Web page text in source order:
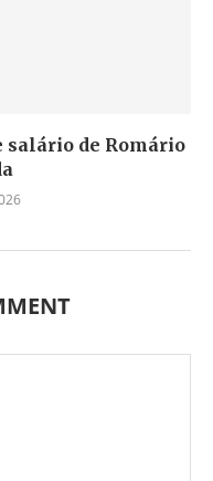
salário de Romário